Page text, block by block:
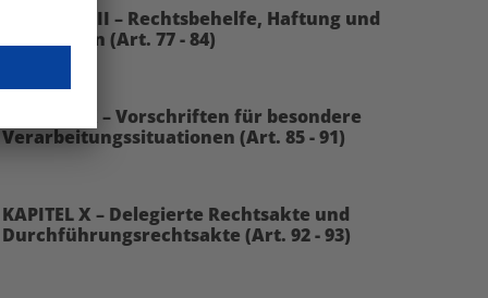
KAPITEL VIII – Rechtsbehelfe, Haftung und
Sanktionen (Art. 77 - 84)
KAPITEL IX – Vorschriften für besondere
Verarbeitungssituationen (Art. 85 - 91)
KAPITEL X – Delegierte Rechtsakte und
Durchführungsrechtsakte (Art. 92 - 93)